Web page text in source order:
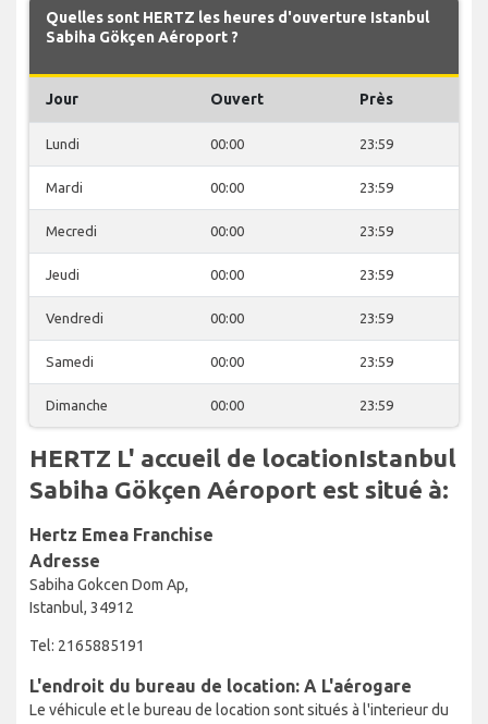
Quelles sont HERTZ les heures d'ouverture Istanbul
Sabiha Gökçen Aéroport ?
Jour Ouvert Près
Lundi 00:00 23:59
Mardi 00:00 23:59
Mecredi 00:00 23:59
Jeudi 00:00 23:59
Vendredi 00:00 23:59
Samedi 00:00 23:59
Dimanche 00:00 23:59
HERTZ L' accueil de locationIstanbul
Sabiha Gökçen Aéroport est situé à:
Hertz Emea Franchise
Adresse
Sabiha Gokcen Dom Ap,
Istanbul, 34912
Tel: 2165885191
L'endroit du bureau de location: A L'aérogare
Le véhicule et le bureau de location sont situés à l'interieur du